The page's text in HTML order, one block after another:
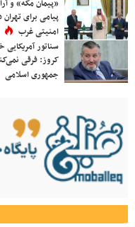
«پیمان مکه» و
پیامی برای
امنیتی غرب
سناتور
کروز: فرقی
جمهوری اسلامی